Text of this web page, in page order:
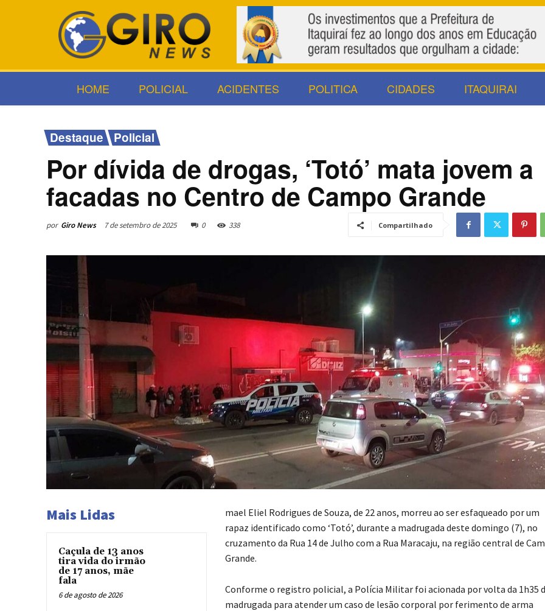
HOME POLICIAL ACIDENTES POLITICA CIDADES ITAQUIRAI
Destaque Policial
Por dívida de drogas, ‘Totó’ mata jovem a
facadas no Centro de Campo Grande
por Giro News 7 de setembro de 2025 0 338 Compartilhado
Mais Lidas
Caçula de 13 anos
tira vida do irmão
de 17 anos, mãe
fala
6 de agosto de 2026
mael Eliel Rodrigues de Souza, de 22 anos, morreu ao ser esfaqueado por um
rapaz identificado como ‘Totó’, durante a madrugada deste domingo (7), no
cruzamento da Rua 14 de Julho com a Rua Maracaju, na região central de
Grande.
Conforme o registro policial, a Polícia Militar foi acionada por volta da 1h35
madrugada para atender um caso de lesão corporal por ferimento de arma